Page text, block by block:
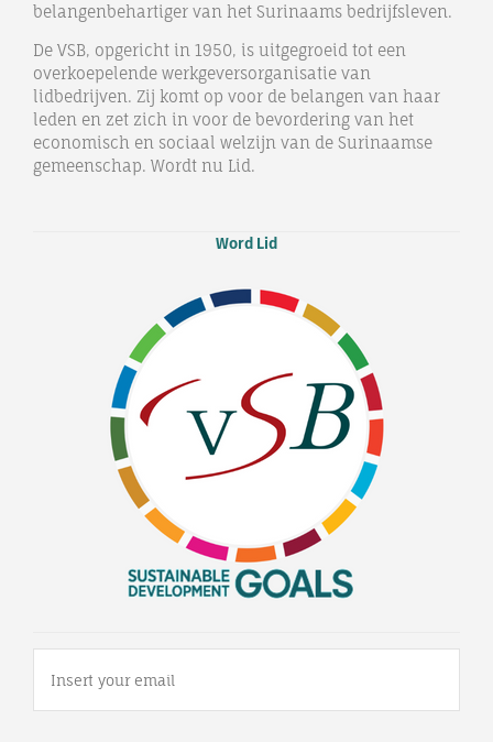
belangenbehartiger van het Surinaams bedrijfsleven.
De VSB, opgericht in 1950, is uitgegroeid tot een
overkoepelende werkgeversorganisatie van
lidbedrijven. Zij komt op voor de belangen van haar
leden en zet zich in voor de bevordering van het
economisch en sociaal welzijn van de Surinaamse
gemeenschap. Wordt nu Lid.
Word Lid